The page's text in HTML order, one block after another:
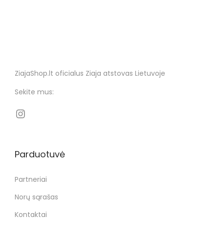
ZiajaShop.lt oficialus Ziaja atstovas Lietuvoje
Sekite mus:
Parduotuvė
Partneriai
Norų sąrašas
Kontaktai